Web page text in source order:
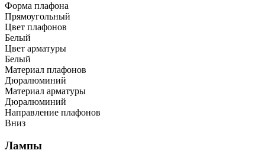
Форма плафона
Прямоугольный
Цвет плафонов
Белый
Цвет арматуры
Белый
Материал плафонов
Дюралюминий
Материал арматуры
Дюралюминий
Направление плафонов
Вниз
Лампы